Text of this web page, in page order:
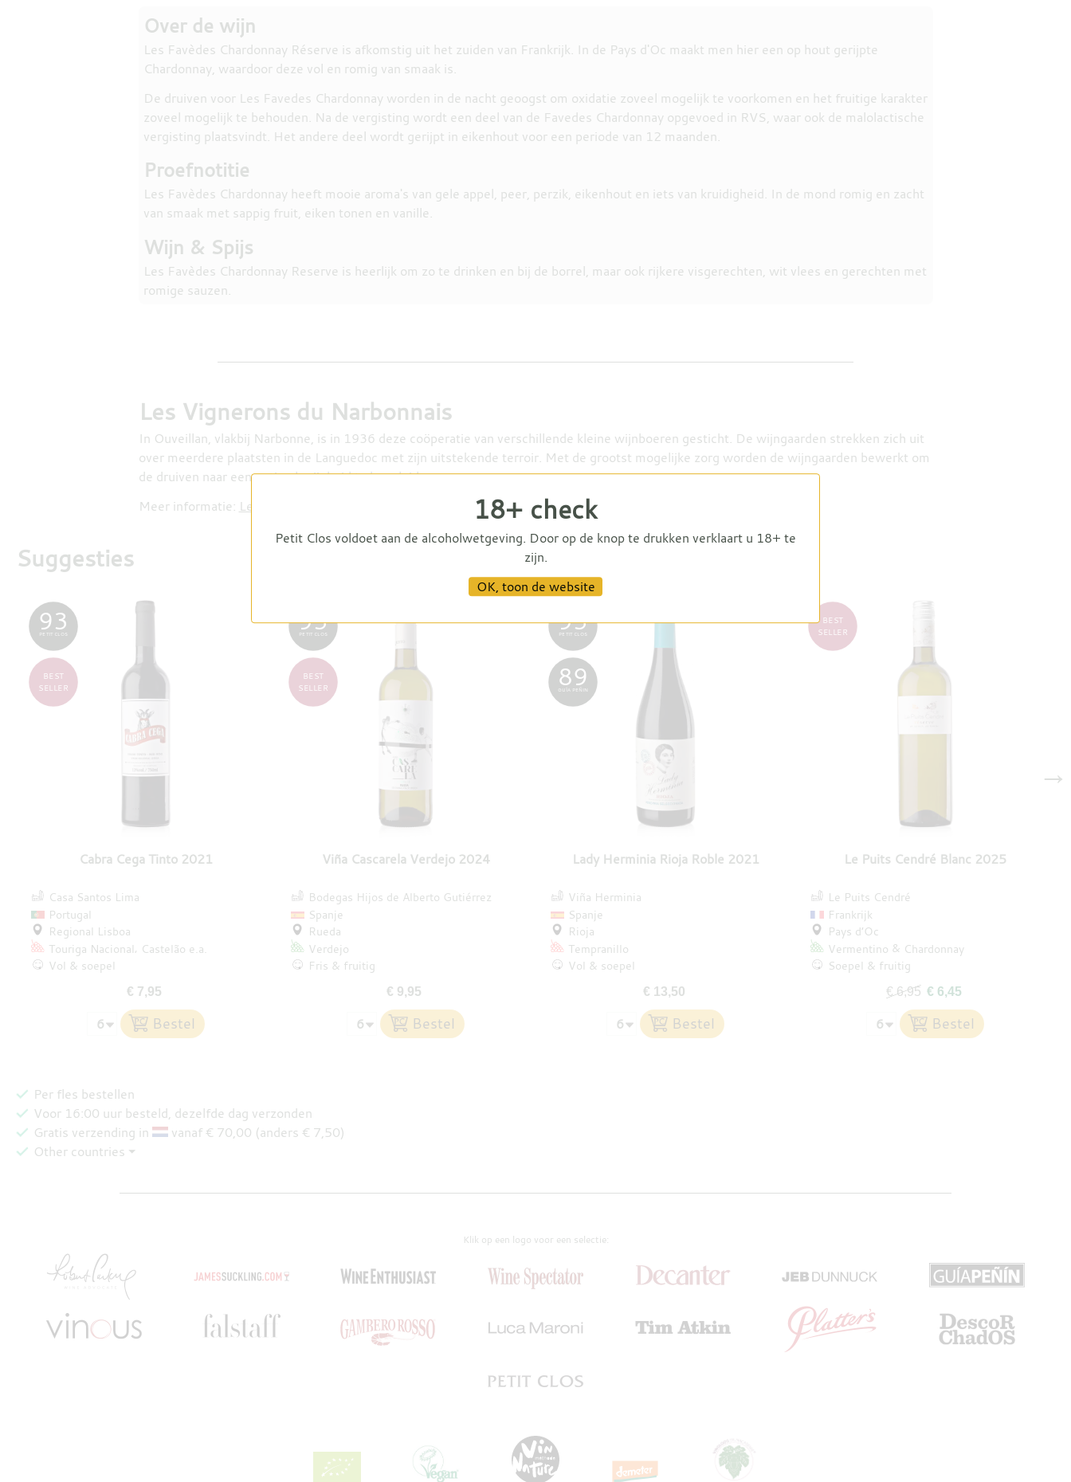
Over de wijn
Les Favèdes Chardonnay Réserve is afkomstig uit het zuiden van Frankrijk. In de Pays d'Oc maakt men hier een op hout gerijpte
Chardonnay, waardoor deze vol en romig van smaak is.
De druiven voor Les Favedes Chardonnay worden in de nacht geoogst om oxidatie zoveel mogelijk te voorkomen en het fruitige karakter
zoveel mogelijk te behouden. Na de vergisting wordt een deel van de Favedes Chardonnay opgevoed in RVS, waar ook de malolactische
vergisting plaatsvindt. Het andere deel wordt gerijpt in eikenhout voor een periode van 12 maanden.
Proefnotitie
Les Favèdes Chardonnay heeft mooie aroma's van gele appel, peer, perzik, eikenhout en iets van kruidigheid. In de mond romig en zacht
van smaak met sappig fruit, eiken tonen en vanille.
Wijn & Spijs
Les Favèdes Chardonnay Reserve is heerlijk om zo te drinken en bij de borrel, maar ook rijkere visgerechten, wit vlees en gerechten met
romige sauzen.
Les Vignerons du Narbonnais
In Ouveillan, vlakbij Narbonne, is in 1936 deze coöperatie van verschillende kleine wijnboeren gesticht. De wijngaarden strekken zich uit
over meerdere plaatsten in de Languedoc met zijn uitstekende terroir. Met de grootst mogelijke zorg worden de wijngaarden bewerkt om
de druiven naar een optimale rijpheid te begeleiden.
Meer informatie: Les Vignerons du Narbonnais
Suggesties
→
Cabra Cega Tinto 2021
93
PETIT CLOS
BEST
SELLER
Casa Santos Lima
Portugal
Regional Lisboa
Touriga Nacional
Castelão e.a.
Vol & soepel
€ 7,95
Viña Cascarela Verdejo 2024
93
PETIT CLOS
BEST
SELLER
Bodegas Hijos de Alberto Gutiérrez
Spanje
Rueda
Verdejo
Fris & fruitig
€ 9,95
Lady Herminia Rioja Roble 2021
93
PETIT CLOS
89
GUÍA PEÑIN
Viña Herminia
Spanje
Rioja
Tempranillo
Vol & soepel
€ 13,50
Le Puits Cendré Blanc 2025
BEST
SELLER
Le Puits Cendré
Frankrijk
Pays d’Oc
Vermentino
Chardonnay
Soepel & fruitig
€ 6,95 € 6,45
Per fles bestellen
Voor 16:00 uur besteld, dezelfde dag verzonden
Gratis verzending in
vanaf € 70,00 (anders € 7,50)
Other countries ⏷
Klik op een logo voor een selectie:
18+ check
Petit Clos voldoet aan de alcoholwetgeving. Door op de knop te drukken verklaart u 18+ te
zijn.
OK, toon de website